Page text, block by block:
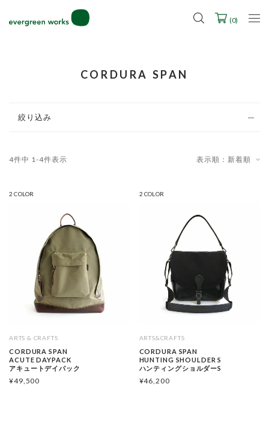
2027年ご入学用ランドセル受注会スケジュール
(0)
CORDURA SPAN
絞り込み
表示順：新着順
4件中 1-4件表示
2 COLOR
ARTS & CRAFTS
CORDURA SPAN
ACUTE DAYPACK
アキュートデイパック
¥49,500
2 COLOR
ARTS&CRAFTS
CORDURA SPAN
HUNTING SHOULDER S
ハンティングショルダーS
¥46,200